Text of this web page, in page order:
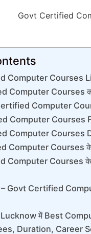
Computer Courses
Computer Courses
Computer
Computer Courses
Computer Courses
Computer Courses के
Computer Courses के
– Govt Certified
में Best
Duration, Career